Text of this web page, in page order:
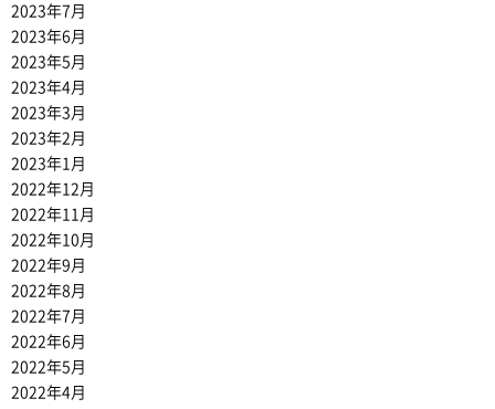
2023年7月
2023年6月
2023年5月
2023年4月
2023年3月
2023年2月
2023年1月
2022年12月
2022年11月
2022年10月
2022年9月
2022年8月
2022年7月
2022年6月
2022年5月
2022年4月